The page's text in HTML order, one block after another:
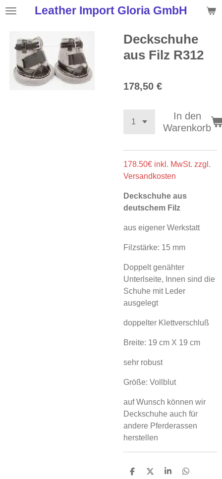
Zum
Leather Import Gloria GmbH
Deckschuhe
aus Filz R312
178,50 €
In den
Warenkorb
178.50€ inkl. MwSt. zzgl.
Versandkosten
Deckschuhe aus
deutschem Filz
aus eigener Werkstatt
Filzstärke: 15 mm
Doppelt genähter
Unterlseite, Innen sind die
Schuhe mit Leder
ausgelegt
doppelter Klettverschluß
Breite: 19 cm X 19 cm
sehr robust
Größe: Vollblut
auf Wunsch können wir
Deckschuhe auch für
andere Pferderassen
herstellen
T
T
T
T